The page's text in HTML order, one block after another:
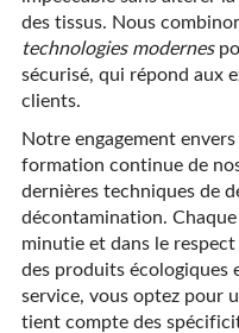
des tissus. Nous
technologies modernes
sécurisé, qui répond aux
clients.
Notre engagement
formation continue de
dernières techniques de
décontamination.
minutie et dans le
des produits écologiques
service, vous optez pour
tient compte des